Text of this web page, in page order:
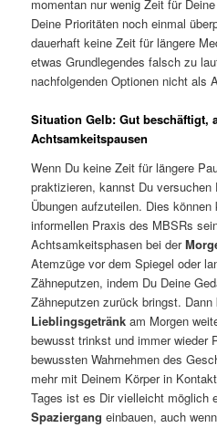
momentan nur wenig Zeit für
Deine Prioritäten noch einmal
dauerhaft keine Zeit für längere
etwas Grundlegendes falsch zu
nachfolgenden Optionen nicht als
Situation Gelb: Gut beschäftigt,
Achtsamkeitspausen
Wenn Du keine Zeit für längere
praktizieren, kannst Du
Übungen aufzuteilen. Dies
informellen Praxis des MBSRs
Achtsamkeitsphasen bei der
Atemzüge vor dem Spiegel oder
Zähneputzen, indem Du Deine
Zähneputzen zurück bringst.
Lieblingsgetränkam Morgen
bewusst trinkst und immer wieder
bewussten Wahrnehmen des
mehr mit Deinem Körper in
Tages ist es Dir vielleicht möglich
Spaziergangeinbauen, auch